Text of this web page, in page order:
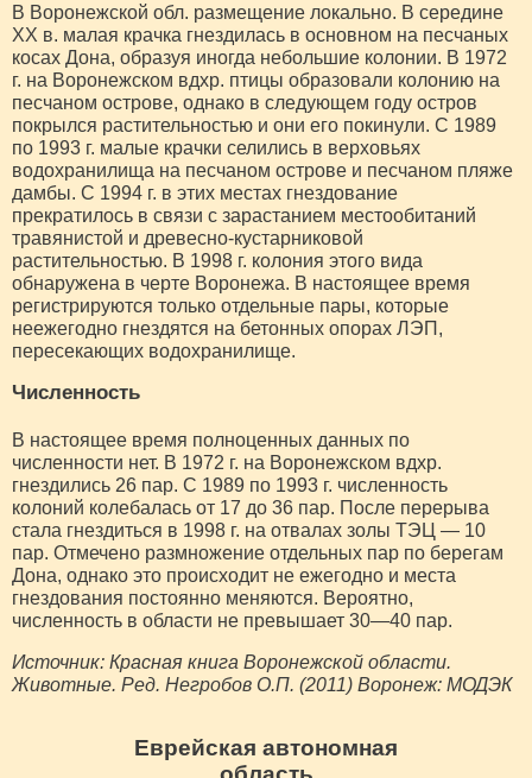
В Воронежской обл. размещение локально. В середине
XX в. малая крачка гнездилась в основном на песчаных
косах Дона, образуя иногда небольшие колонии. В 1972
г. на Воронежском вдхр. птицы образовали колонию на
песчаном острове, однако в следующем году остров
покрылся растительностью и они его покинули. С 1989
по 1993 г. малые крачки селились в верховьях
водохранилища на песчаном острове и песчаном пляже
дамбы. С 1994 г. в этих местах гнездование
прекратилось в связи с зарастанием местообитаний
травянистой и древесно-кустарниковой
растительностью. В 1998 г. колония этого вида
обнаружена в черте Воронежа. В настоящее время
регистрируются только отдельные пары, которые
неежегодно гнездятся на бетонных опорах ЛЭП,
пересекающих водохранилище.
Численность
В настоящее время полноценных данных по
численности нет. В 1972 г. на Воронежском вдхр.
гнездились 26 пар. С 1989 по 1993 г. численность
колоний колебалась от 17 до 36 пар. После перерыва
стала гнездиться в 1998 г. на отвалах золы ТЭЦ — 10
пар. Отмечено размножение отдельных пар по берегам
Дона, однако это происходит не ежегодно и места
гнездования постоянно меняются. Вероятно,
численность в области не превышает 30—40 пар.
Источник: Красная книга Воронежской области.
Животные. Ред. Негробов О.П. (2011) Воронеж: МОДЭК
Еврейская автономная